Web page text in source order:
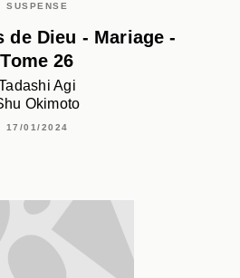
SUSPENSE
de Dieu - Mariage -
Tome 26
Agi
Okimoto
17/01/2024